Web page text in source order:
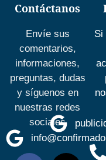
Contáctanos
Envíe sus
comentarios,
informaciones,
preguntas, dudas
y síguenos en
nuestras redes
sociales
Si